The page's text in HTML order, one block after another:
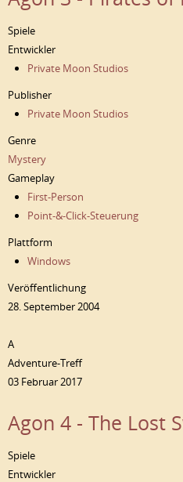
Spiele
Entwickler
Private Moon Studios
Publisher
Private Moon Studios
Genre
Mystery
Gameplay
First-Person
Point-&-Click-Steuerung
Plattform
Windows
Veröffentlichung
28. September 2004
A
Adventure-Treff
03 Februar 2017
Agon 4 - The Lost
Spiele
Entwickler